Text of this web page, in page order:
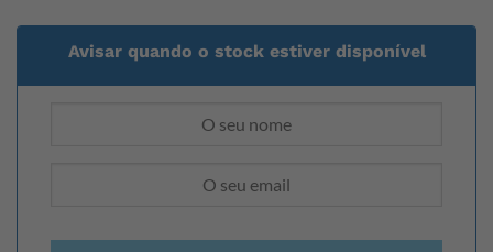
Avisar quando o stock estiver disponível